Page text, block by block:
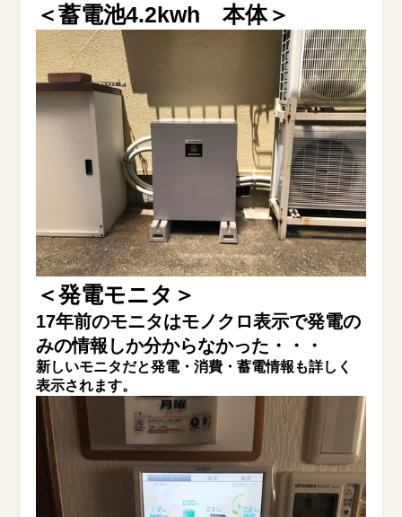
＜蓄電池4.2kwh 本体＞
＜発電モニタ＞
17年前のモニタはモノクロ表示で発電の
みの情報しか分からなかった・・・
新しいモニタだと発電・消費・蓄電情報も詳しく
表示されます。